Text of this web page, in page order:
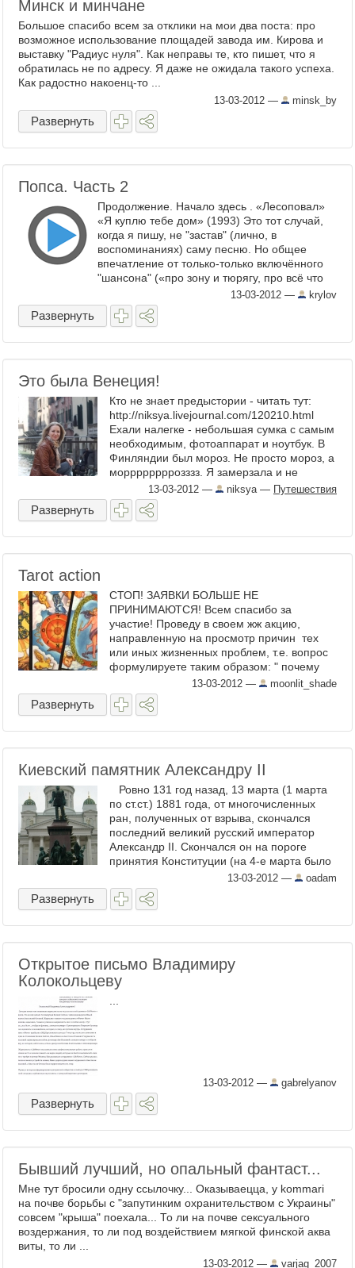
Минск и минчане
Большое спасибо всем за отклики на мои два поста: про
возможное использование площадей завода им. Кирова и
выставку "Радиус нуля". Как неправы те, кто пишет, что я
обратилась не по адресу. Я даже не ожидала такого успеха.
Как радостно накоенц-то ...
13-03-2012 — minsk_by
Развернуть
Попса. Часть 2
Продолжение. Начало здесь . «Лесоповал»
«Я куплю тебе дом» (1993) Это тот случай,
когда я пишу, не "застав" (лично, в
воспоминаниях) саму песню. Но общее
впечатление от только-только включённого
"шансона" («про зону и тюрягу, про всё что
13-03-2012 — krylov
Развернуть
Это была Венеция!
Кто не знает предыстории - читать тут:
http://niksya.livejournal.com/120210.html
Ехали налегке - небольшая сумка с самым
необходимым, фотоаппарат и ноутбук. В
Финляндии был мороз. Не просто мороз, а
моррррррррозззз. Я замерзала и не
верила, что где-то сейчас ...
13-03-2012 — niksya— Путешествия
Развернуть
Tarot action
СТОП! ЗАЯВКИ БОЛЬШЕ НЕ
ПРИНИМАЮТСЯ! Всем спасибо за
участие! Проведу в своем жж акцию,
направленную на просмотр причин тех
или иных жизненных проблем, т.е. вопрос
формулируете таким образом: " почему
...?" " по какой причине ...?" и т. п. Условия
...
13-03-2012 — moonlit_shade
Развернуть
Киевский памятник Александру II
Ровно 131 год назад, 13 марта (1 марта
по ст.ст.) 1881 года, от многочисленных
ран, полученных от взрыва, скончался
последний великий русский император
Александр II. Скончался он на пороге
принятия Конституции (на 4-е марта было
13-03-2012 — oadam
Развернуть
Открытое письмо Владимиру
Колокольцеву
13-03-2012 — gabrelyanov
Развернуть
Бывший лучший, но опальный фантаст...
Мне тут бросили одну ссылочку... Оказываецца, у kommari
на почве борьбы с "запутинким охранительством с Украины"
совсем "крыша" поехала... То ли на почве сексуального
воздержания, то ли под воздействием мягкой финской аква
виты, то ли ...
13-03-2012 — varjag_2007